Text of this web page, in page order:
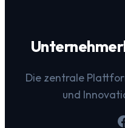
Die zentrale
und